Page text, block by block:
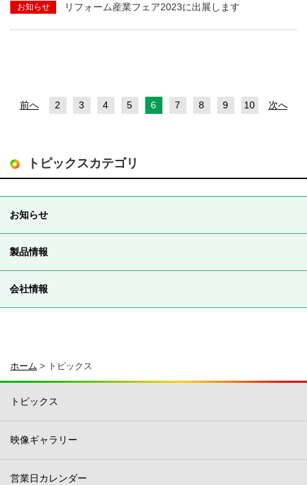
リフォーム産業フェア2023に出展します
前へ 2 3 4 5 6 7 8 9 10 次へ
トピックスカテゴリ
お知らせ
製品情報
会社情報
ホーム > トピックス
トピックス
映像ギャラリー
営業日カレンダー